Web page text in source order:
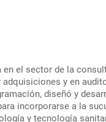
el sector de la
y en
diseñó y
incorporarse a la
y tecnología